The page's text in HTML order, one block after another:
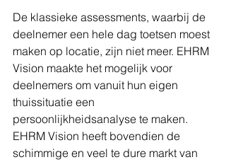
De klassieke assessments, waarbij de
deelnemer een hele dag toetsen moest
maken op locatie, zijn niet meer. EHRM
Vision maakte het mogelijk voor
deelnemers om vanuit hun eigen
thuissituatie een
persoonlijkheidsanalyse te maken.
EHRM Vision heeft bovendien de
schimmige en veel te dure markt van